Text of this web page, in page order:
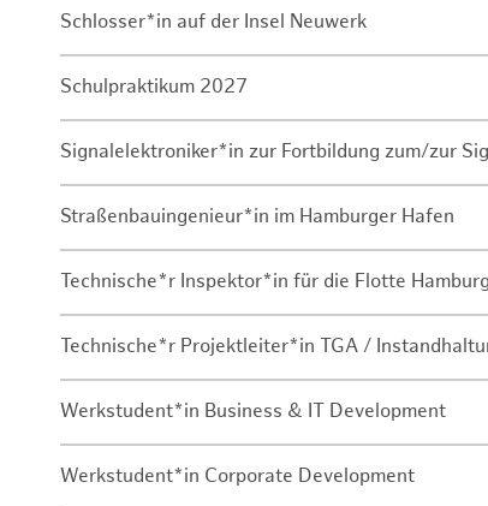
Schlosser*in auf der Insel Neuwerk
Schulpraktikum 2027
Signalelektroniker*in zur Fortbildung zum/zur
Straßenbauingenieur*in im Hamburger Hafen
Technische*r Inspektor*in für die Flotte Hamburg
Technische*r Projektleiter*in TGA /
Werkstudent*in Business & IT Development
Werkstudent*in Corporate Development